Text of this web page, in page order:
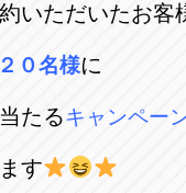
0587-66-
町長田35-1
いただいたお客
０名様に
たるキャンペー
す